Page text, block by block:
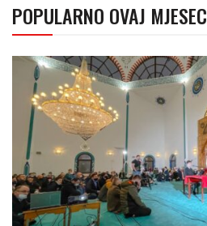
POPULARNO OVAJ MJESEC